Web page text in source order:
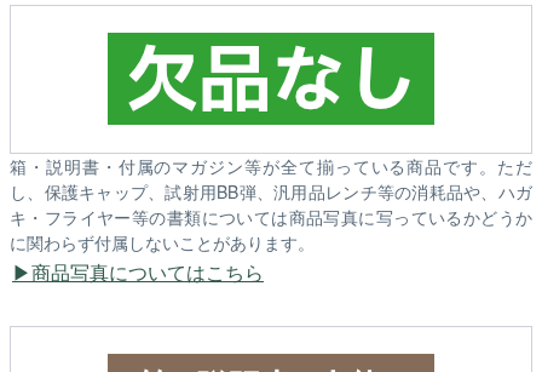
箱・説明書・付属のマガジン等が全て揃っている商品です。ただ
し、保護キャップ、試射用BB弾、汎用品レンチ等の消耗品や、ハガ
キ・フライヤー等の書類については商品写真に写っているかどうか
に関わらず付属しないことがあります。
商品写真についてはこちら